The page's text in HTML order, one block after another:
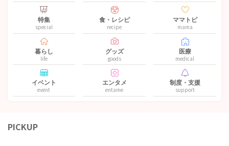
特集
special
食・レシピ
recipe
ママトピ
mama
暮らし
life
グッズ
goods
医療
medical
イベント
event
エンタメ
entame
制度・支援
support
PICKUP